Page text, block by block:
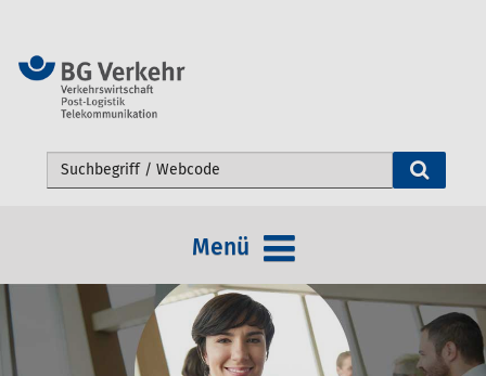
Webseite durchsuchen
Menü